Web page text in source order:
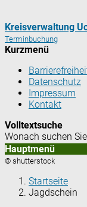
Kreisverwaltung
Terminbuchung
Kurzmenü
Datenschutz
Impressum
Kontakt
Volltextsuche
Wonach suchen
Hauptmenü
© shutterstock
Startseite
Jagdschein